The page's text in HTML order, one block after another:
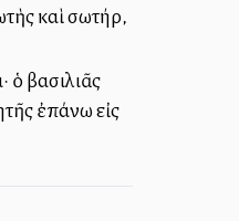
καὶ σωτήρ,
βασιλιᾶς
ἐπάνω εἰς